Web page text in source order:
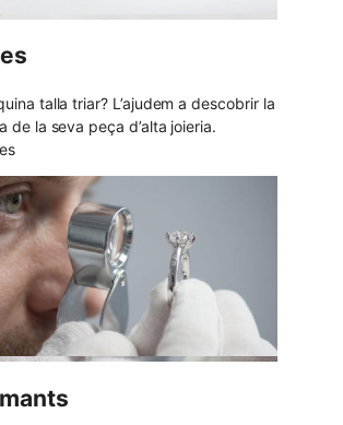
talla triar? L’ajudem a descobrir la
de la seva peça d’alta joieria.